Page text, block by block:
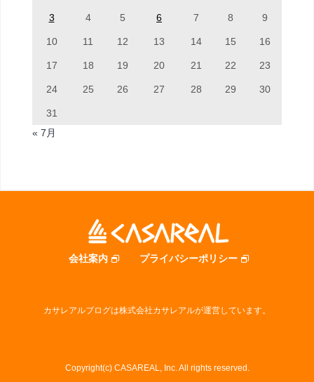
3 4 5 6 7 8 9
10 11 12 13 14 15 16
17 18 19 20 21 22 23
24 25 26 27 28 29 30
31
« 7月
会社案内 プライバシーポリシー
カサレアルブログは株式会社カサレアルが運営しています。
Copyright(c) CASAREAL, Inc. All rights reserved.